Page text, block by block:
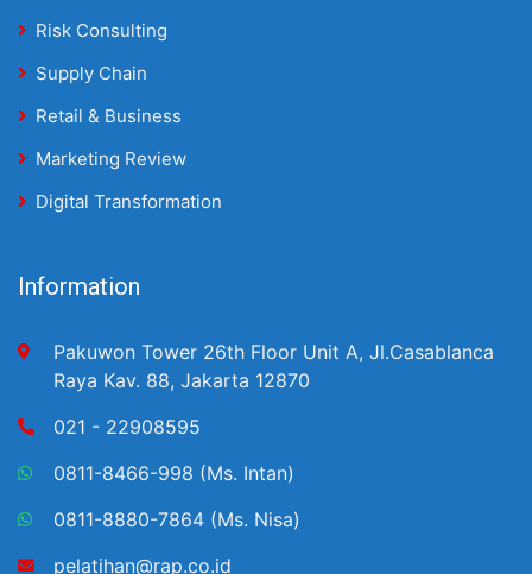
Risk Consulting
Supply Chain
Retail & Business
Marketing Review
Digital Transformation
Information
Pakuwon Tower 26th Floor Unit A, Jl.Casablanca
Raya Kav. 88, Jakarta 12870
021 - 22908595
0811-8466-998 (Ms. Intan)
0811-8880-7864 (Ms. Nisa)
pelatihan@rap.co.id